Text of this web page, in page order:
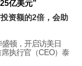
亿美元”
资额的2倍，会助
顿，开启访美日
执行官（CEO）泰